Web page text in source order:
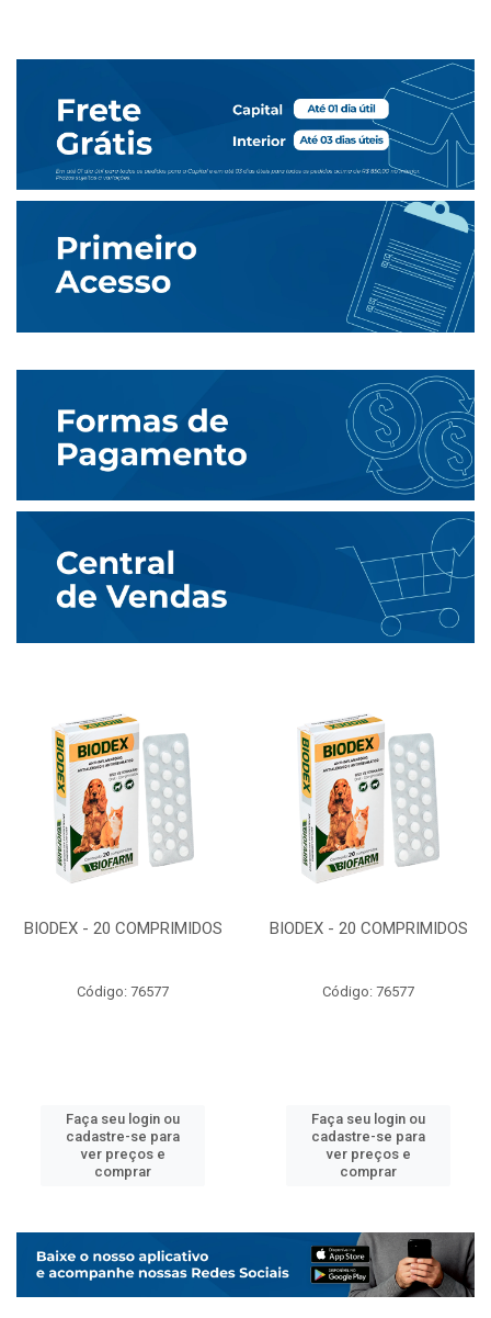
BIODEX - 20 COMPRIMIDOS
Código: 76577
Faça seu login ou
cadastre-se para
ver preços e
comprar
BIODEX - 20 COMPRIMIDOS
Código: 76577
Faça seu login ou
cadastre-se para
ver preços e
comprar